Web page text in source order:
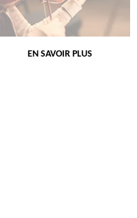
EN SAVOIR PLUS